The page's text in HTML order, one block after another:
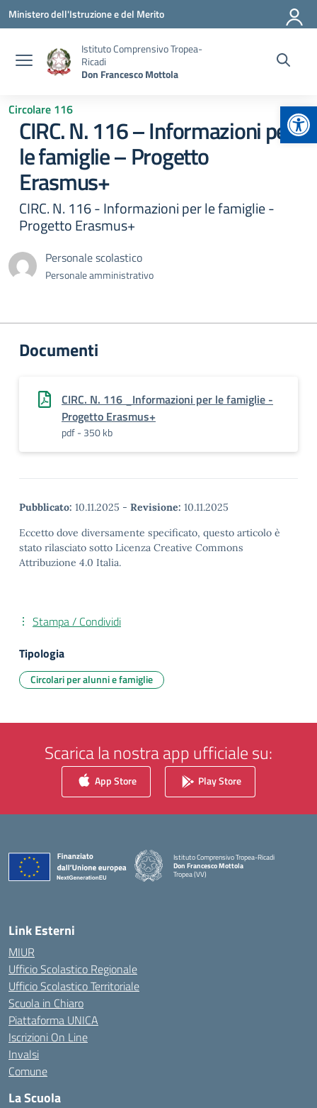
Vai ai contenuti
Vai al menu di navigazione
Vai al footer
Ministero dell'Istruzione e del Merito
Istituto Comprensivo Tropea-
Ricadi
Don Francesco Mottola
Circolare 116
CIRC. N. 116 – Informazioni per
le famiglie – Progetto
Erasmus+
CIRC. N. 116 - Informazioni per le famiglie -
Progetto Erasmus+
Personale scolastico
Personale amministrativo
Documenti
CIRC. N. 116 _Informazioni per le famiglie -
Progetto Erasmus+
pdf - 350 kb
Pubblicato: 10.11.2025 - Revisione: 10.11.2025
Eccetto dove diversamente specificato, questo articolo è
stato rilasciato sotto Licenza Creative Commons
Attribuzione 4.0 Italia.
Stampa / Condividi
Tipologia
Circolari per alunni e famiglie
Scarica la nostra app ufficiale su:
App Store Play Store
Istituto Comprensivo Tropea-Ricadi
Don Francesco Mottola
Tropea (VV)
— Visita la pagina iniziale della scuola
Link Esterni
MIUR
Ufficio Scolastico Regionale
Ufficio Scolastico Territoriale
Scuola in Chiaro
Piattaforma UNICA
Iscrizioni On Line
Invalsi
Comune
La Scuola